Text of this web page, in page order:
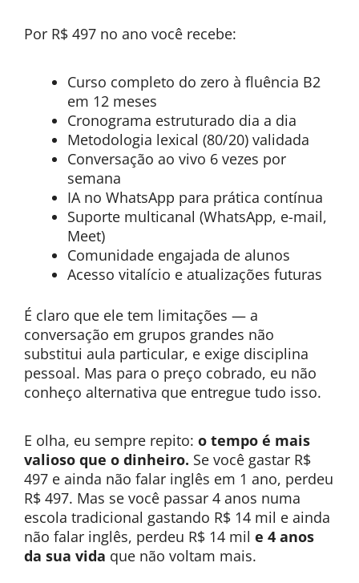
Por R$ 497 no ano você recebe:
Curso completo do zero à fluência B2
em 12 meses
Cronograma estruturado dia a dia
Metodologia lexical (80/20) validada
Conversação ao vivo 6 vezes por
semana
IA no WhatsApp para prática contínua
Suporte multicanal (WhatsApp, e-mail,
Meet)
Comunidade engajada de alunos
Acesso vitalício e atualizações futuras
É claro que ele tem limitações — a
conversação em grupos grandes não
substitui aula particular, e exige disciplina
pessoal. Mas para o preço cobrado, eu não
conheço alternativa que entregue tudo isso.
E olha, eu sempre repito: o tempo é mais
valioso que o dinheiro. Se você gastar R$
497 e ainda não falar inglês em 1 ano, perdeu
R$ 497. Mas se você passar 4 anos numa
escola tradicional gastando R$ 14 mil e ainda
não falar inglês, perdeu R$ 14 mil e 4 anos
da sua vida que não voltam mais.